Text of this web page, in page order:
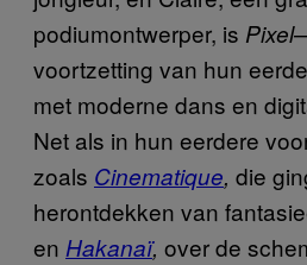
podiumontwerper, is
voortzetting van hun
met moderne dans en
Net als in hun eerdere
zoals Cinematique, die
herontdekken van
en Hakanaï, over de